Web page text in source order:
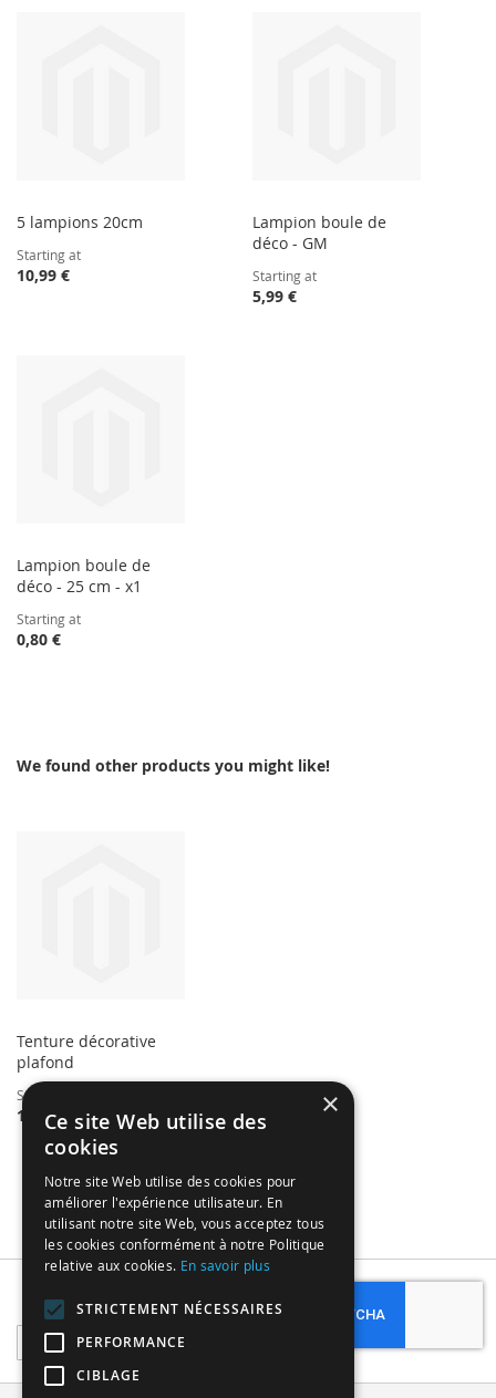
5 lampions 20cm
Starting at
10,99 €
Lampion boule de
déco - GM
Starting at
5,99 €
Lampion boule de
déco - 25 cm - x1
Starting at
0,80 €
We found other products you might like!
Tenture décorative
plafond
Starting at
17,00 €
Sign
Up
for
Subscribe
×
Ce site Web utilise des
cookies
Notre site Web utilise des cookies pour
améliorer l'expérience utilisateur. En
utilisant notre site Web, vous acceptez tous
les cookies conformément à notre Politique
relative aux cookies. En savoir plus
STRICTEMENT NÉCESSAIRES
PERFORMANCE
CIBLAGE